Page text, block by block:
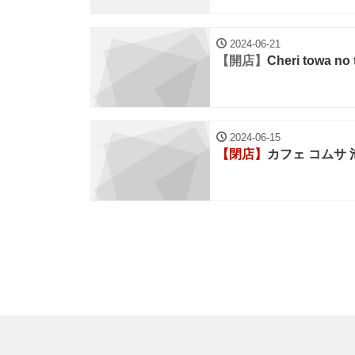
2024-06-21
【開店】 Cheri towa no
2024-06-15
【閉店】 カフェ コムサ